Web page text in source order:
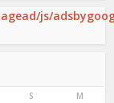
js/
S M